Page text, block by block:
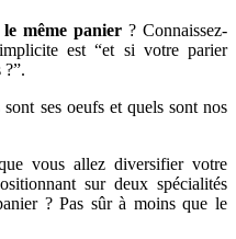
même panier ? Connaissez-
est “et si votre parier
ses oeufs et quels sont nos
vous allez diversifier votre
sur deux spécialités
? Pas sûr à moins que le